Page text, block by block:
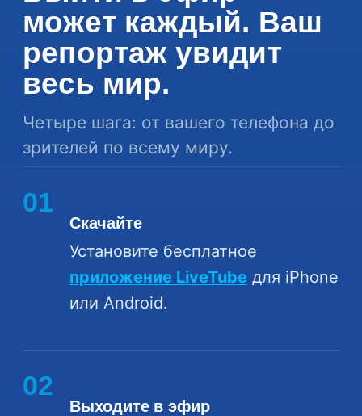
может каждый. Ваш
репортаж увидит
весь мир.
Четыре шага: от вашего телефона до
зрителей по всему миру.
01
Скачайте
Установите бесплатное
приложение LiveTube для iPhone
или Android.
02
Выходите в эфир